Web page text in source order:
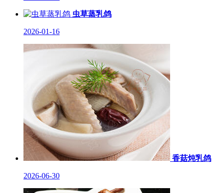
虫草蒸乳鸽
2026-01-16
香菇炖乳鸽
2026-06-30